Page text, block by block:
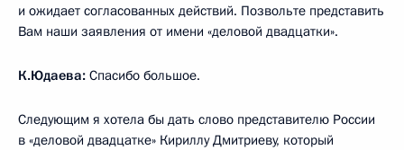
и ожидает согласованных действий. Позвольте представить
Вам наши заявления от имени «деловой двадцатки».
К.Юдаева: Спасибо большое.
Следующим я хотела бы дать слово представителю России
в «деловой двадцатке» Кириллу Дмитриеву, который